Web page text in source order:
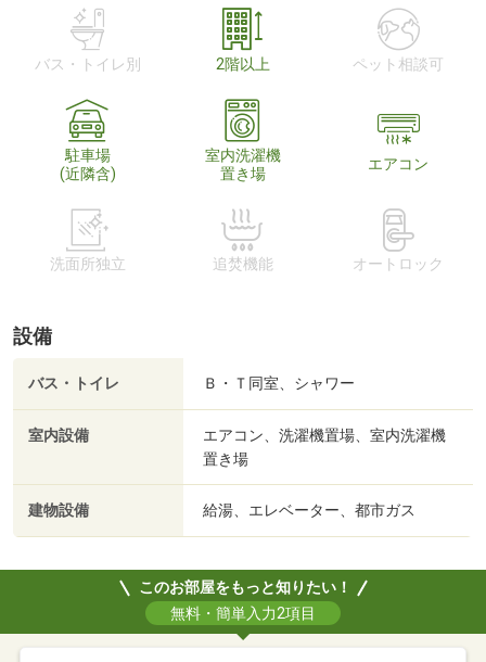
バス・トイレ別 2階以上 ペット相談可
駐車場
(近隣含)
室内洗濯機
置き場
エアコン
洗面所独立 追焚機能 オートロック
設備
バス・トイレ Ｂ・Ｔ同室、シャワー
室内設備
エアコン、洗濯機置場、室内洗濯機
置き場
建物設備 給湯、エレベーター、都市ガス
このお部屋をもっと知りたい！
無料・簡単入力2項目